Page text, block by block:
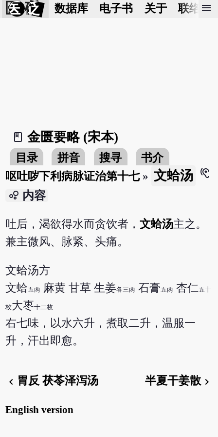
医 砭 数据库 电子书 关于 联络我
menu
book_2
金匮要略 (宋本)
目录 拼音 搜寻
书介
呕吐哕下利病脉证治第十七» 文蛤汤
hearing
bubble_chart 内容
吐后，渴欲得水而贪饮者，文蛤汤主之。
兼主微风、脉紧、头痛。
文蛤汤方
文蛤五两 麻黄 甘草 生姜各三两 石膏五两 杏仁五十
枚大枣十二枚
右七味，以水六升，煮取二升，温服一
升，汗出即愈。
chevron_left 胃反 茯苓泽泻汤 半夏干姜散chevron_right
English version